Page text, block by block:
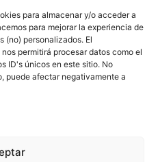
para almacenar y/o acceder a
para mejorar la experiencia de
(no) personalizados. El
permitirá procesar datos como el
ID's únicos en este sitio. No
puede afectar negativamente a